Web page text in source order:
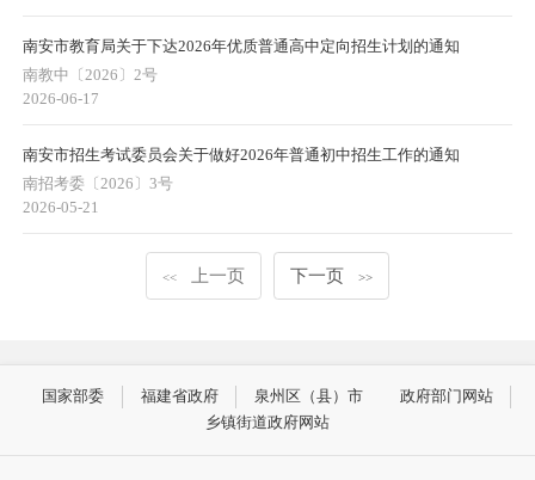
南安市教育局关于下达2026年优质普通高中定向招生计划的通知
南教中〔2026〕2号
2026-06-17
南安市招生考试委员会关于做好2026年普通初中招生工作的通知
南招考委〔2026〕3号
2026-05-21
<< 上一页 下一页 >>
国家部委 福建省政府 泉州区（县）市
政府部门网站
乡镇街道政府网站